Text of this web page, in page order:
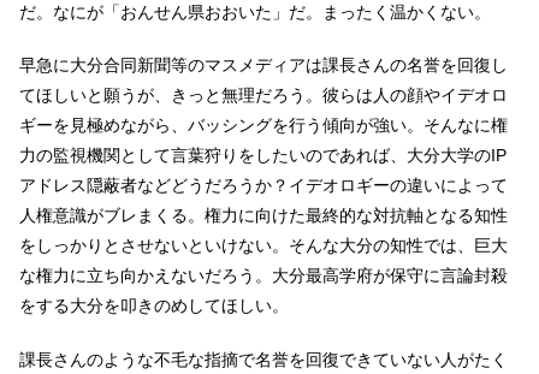
だ。なにが「おんせん県おおいた」だ。まったく温かくない。
早急に大分合同新聞等のマスメディアは課長さんの名誉を回復し
てほしいと願うが、きっと無理だろう。彼らは人の顔やイデオロ
ギーを見極めながら、バッシングを行う傾向が強い。そんなに権
力の監視機関として言葉狩りをしたいのであれば、大分大学のIP
アドレス隠蔽者などどうだろうか？イデオロギーの違いによって
人権意識がブレまくる。権力に向けた最終的な対抗軸となる知性
をしっかりとさせないといけない。そんな大分の知性では、巨大
な権力に立ち向かえないだろう。大分最高学府が保守に言論封殺
をする大分を叩きのめしてほしい。
課長さんのような不毛な指摘で名誉を回復できていない人がたく